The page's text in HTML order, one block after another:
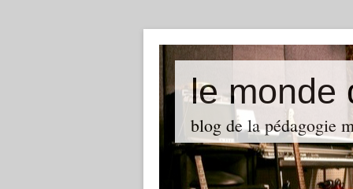
le monde
blog de la pédagogie